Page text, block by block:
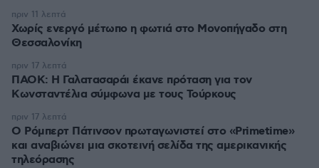
Χωρίς ενεργό μέτωπο η φωτιά στο Μονοπήγαδο στη
Θεσσαλονίκη
πριν 11 λεπτά
ΠΑΟΚ: Η Γαλατασαράι έκανε πρόταση για τον
Κωνσταντέλια σύμφωνα με τους Τούρκους
πριν 17 λεπτά
Ο Ρόμπερτ Πάτινσον πρωταγωνιστεί στο «Primetime»
και αναβιώνει μια σκοτεινή σελίδα της αμερικανικής
τηλεόρασης
πριν 17 λεπτά